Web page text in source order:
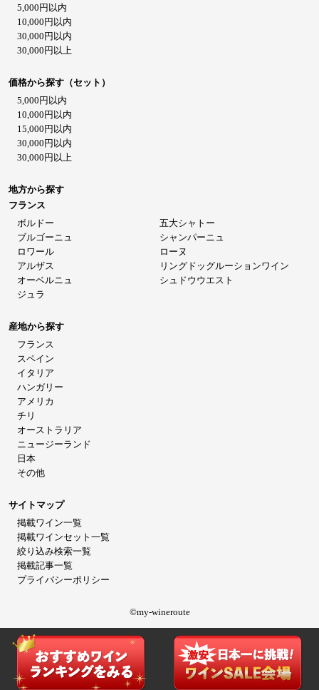
5,000円以内
10,000円以内
30,000円以内
30,000円以上
価格から探す（セット）
5,000円以内
10,000円以内
15,000円以内
30,000円以内
30,000円以上
地方から探す
フランス
ボルドー
五大シャトー
ブルゴーニュ
シャンパーニュ
ロワール
ローヌ
アルザス
リングドッグルーションワイン
オーベルニュ
シュドウウエスト
ジュラ
産地から探す
フランス
スペイン
イタリア
ハンガリー
アメリカ
チリ
オーストラリア
ニュージーランド
日本
その他
サイトマップ
掲載ワイン一覧
掲載ワインセット一覧
絞り込み検索一覧
掲載記事一覧
プライバシーポリシー
©my-wineroute